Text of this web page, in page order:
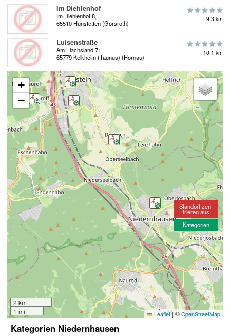
Im Diehlenhof
Im Diehlenhof 8,
65510 Hünstetten (Görsroth)
9.3 km
Luisenstraße
Am Flachsland 71,
65779 Kelkheim (Taunus) (Hornau)
10.1 km
+
−
2 km
1 mi
Leaflet |©OpenStreetMap
Standort zen-
trieren aus
Kategorien
Kategorien Niedernhausen